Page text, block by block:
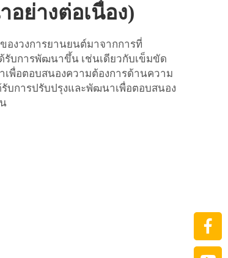
ย่างต่อเนื่อง)
งวงการยานยนต์มาจากการที่
ด้รับการพัฒนาขึ้น เช่นเดียวกับเข็มขัด
พื่อตอบสนองความต้องการด้านความ
รับการปรับปรุงและพัฒนาเพื่อตอบสนอง